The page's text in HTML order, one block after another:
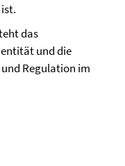
das
und die
Regulation im